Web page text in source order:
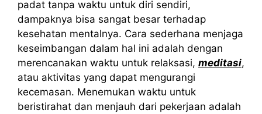
padat tanpa waktu untuk diri sendiri,
dampaknya bisa sangat besar terhadap
kesehatan mentalnya. Cara sederhana menjaga
keseimbangan dalam hal ini adalah dengan
merencanakan waktu untuk relaksasi, meditasi,
atau aktivitas yang dapat mengurangi
kecemasan. Menemukan waktu untuk
beristirahat dan menjauh dari pekerjaan adalah